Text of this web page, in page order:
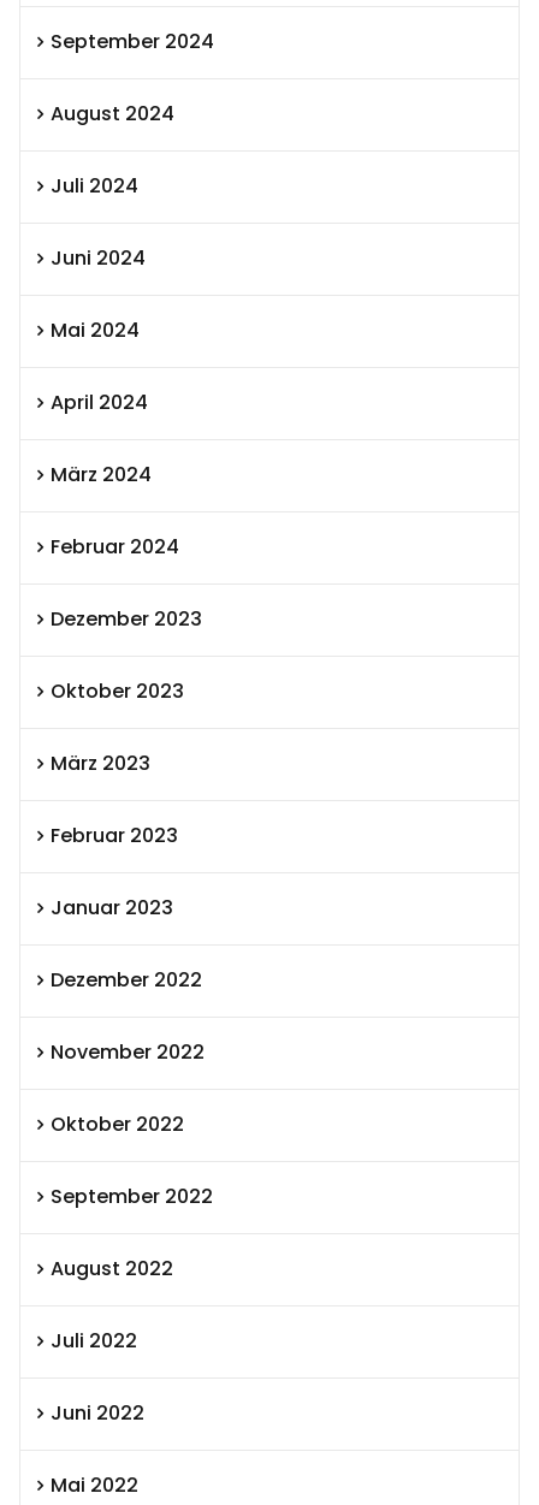
September 2024
August 2024
Juli 2024
Juni 2024
Mai 2024
April 2024
März 2024
Februar 2024
Dezember 2023
Oktober 2023
März 2023
Februar 2023
Januar 2023
Dezember 2022
November 2022
Oktober 2022
September 2022
August 2022
Juli 2022
Juni 2022
Mai 2022